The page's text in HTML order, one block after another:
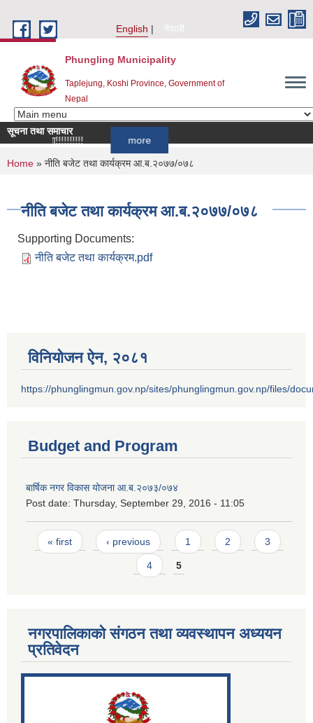
English
नेपाली
Phungling Municipality
Taplejung, Koshi Province, Government of
Nepal
सूचना तथा समाचार
सूचना!!!!!!!!!!
You are here
Home » नीति बजेट तथा कार्यक्रम आ.ब.२०७७/०७८
नीति बजेट तथा कार्यक्रम आ.ब.२०७७/०७८
Supporting Documents:
नीति बजेट तथा कार्यक्रम.pdf
विनियोजन ऐन‚ २०८१
https://phunglingmun.gov.np/sites/phunglingmun.gov.np/files/
Budget and Program
बार्षिक नगर विकास योजना आ.ब.२०७३/०७४
Post date: Thursday, September 29, 2016 - 11:05
Pages
« first ‹ previous 1 2 3
4 5
नगरपालिकाको संगठन तथा व्यवस्थापन अध्ययन
प्रतिवेदन